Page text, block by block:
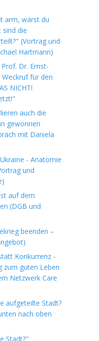
arm, wärst du
sind die
(Vortrag und
Hartmann)
Dr. Ernst-
Weckruf für den
NICHT!
auch die
gewonnen
mit Daniela
- Anatomie
und
auf dem
(DGB und
beenden –
Konkurrenz -
zum guten Leben
Netzwerk Care
aufgeteilte Stadt?
nach oben
Stadt?"